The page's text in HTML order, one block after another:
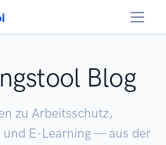
Blog
zu Arbeitsschutz,
und E-Learning — aus der